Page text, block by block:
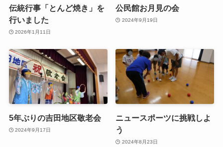
伝統行事「とんど焼き」を
行いました
2026年1月11日
公民館お月見の会
2024年9月19日
5年ぶりの吉田地区敬老会
2024年9月17日
ニュースポーツに挑戦しよ
う
2024年8月23日